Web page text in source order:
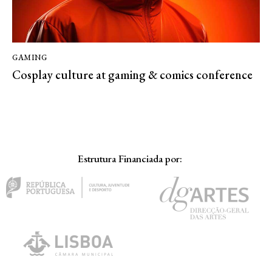
GAMING
Cosplay culture at gaming & comics conference
Estrutura Financiada por: